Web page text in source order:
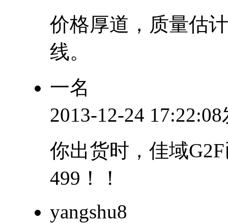
价格厚道，质量估
线。
一名
2013-12-24
你出货时，佳域
499！！
yangshu8